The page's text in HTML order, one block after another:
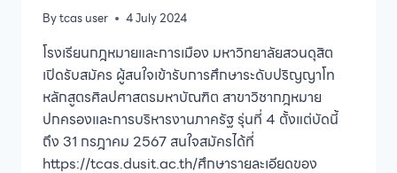
Bytcas user 4 July 2024
โรงเรียนกฎหมายและการเมือง มหาวิทยาลัยสวนดุสิต
เปิดรับสมัคร ผู้สนใจเข้ารับการศึกษาระดับปริญญาโท
หลักสูตรศิลปศาสตรมหาบัณฑิต สาขาวิชากฎหมาย
ปกครองและการบริหารงานภาครัฐ รุ่นที่ 4 ตั้งแต่บัดนี้
ถึง 31 กรฎาคม 2567 สนใจสมัครได้ที่
https://tcas.dusit.ac.th/ศึกษารายละเอียดของ